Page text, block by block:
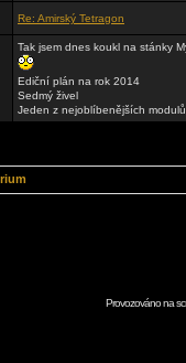
Re: Amirský Tetragon
Tak jsem dnes koukl na stánky
Ediční plán na rok 2014
Sedmý živel
Jeden z nejoblíbenějších
Provozováno na